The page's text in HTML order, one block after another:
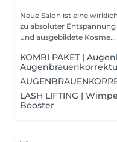
Neue Salon ist eine
zu absoluter
und ausgebildete Kosme...
KOMBI PAKET |
LASH LIFTING |
Booster